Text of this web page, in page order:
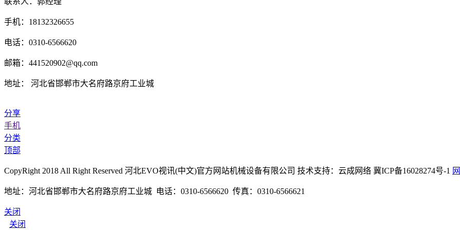
手机：18132326655
电话：0310-6566620
邮箱：441520902@qq.com
地址： 河北省邯郸市大名府路京府工业城
分享
手机
分类
顶部
CopyRight 2018 All Right Reserved 河北EVO视讯(中文)官方网站机械设备有限公司 技术支持：云成网络 冀ICP备16028274号-1
地址：河北省邯郸市大名府路京府工业城 电话：0310-6566620 传真：0310-6566621
关闭
关闭